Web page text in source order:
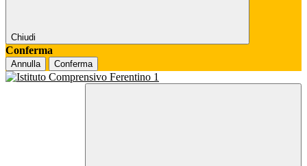
Chiudi
Conferma
Annulla Conferma